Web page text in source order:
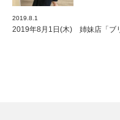
2019.8.1
2019年8月1日(木) 姉妹店「ブ